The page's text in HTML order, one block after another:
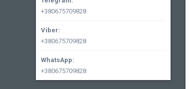
+380675709828
+380675709828
+380675709828